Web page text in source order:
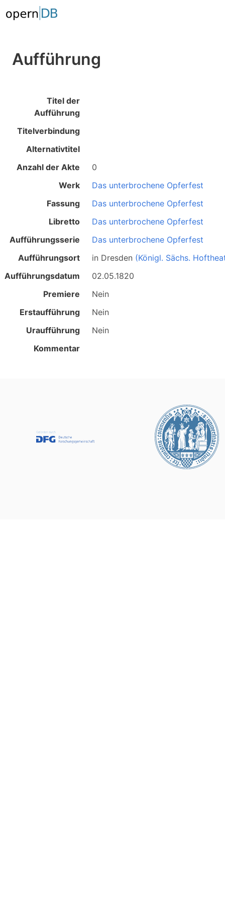
Aufführung
Titel der
Aufführung
Titelverbindung
Alternativtitel
Anzahl der Akte
0
Werk
Das unterbrochene Opferfest
Fassung
Das unterbrochene Opferfest
Libretto
Das unterbrochene Opferfest
Aufführungsserie
Das unterbrochene Opferfest
Aufführungsort
in Dresden (Königl. Sächs.
Aufführungsdatum
02.05.1820
Premiere
Nein
Erstaufführung
Nein
Uraufführung
Nein
Kommentar